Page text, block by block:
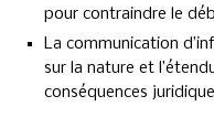
pour contraindre le
La communication
sur la nature et
conséquences